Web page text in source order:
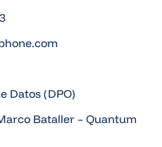
Datos (DPO)
Bataller – Quantum